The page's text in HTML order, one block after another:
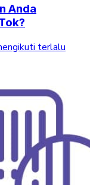
Anda
terlalu